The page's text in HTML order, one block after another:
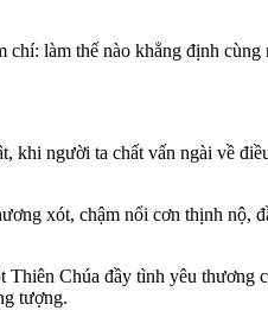
làm thế nào khẳng định cùng
khi người ta chất vấn ngài về
xót, chậm nổi cơn thịnh nộ,
Chúa đầy tình yêu thương
tượng.